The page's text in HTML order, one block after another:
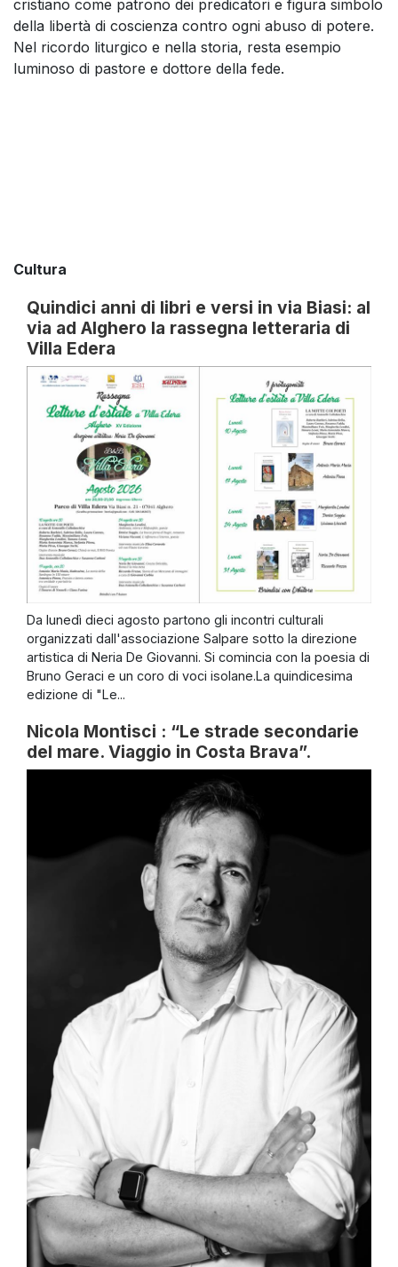
cristiano come patrono dei predicatori e figura simbolo
della libertà di coscienza contro ogni abuso di potere.
Nel ricordo liturgico e nella storia, resta esempio
luminoso di pastore e dottore della fede.
Cultura
Quindici anni di libri e versi in via Biasi: al
via ad Alghero la rassegna letteraria di
Villa Edera
Da lunedì dieci agosto partono gli incontri culturali
organizzati dall'associazione Salpare sotto la direzione
artistica di Neria De Giovanni. Si comincia con la poesia di
Bruno Geraci e un coro di voci isolane.La quindicesima
edizione di "Le...
Nicola Montisci : “Le strade secondarie
del mare. Viaggio in Costa Brava”.